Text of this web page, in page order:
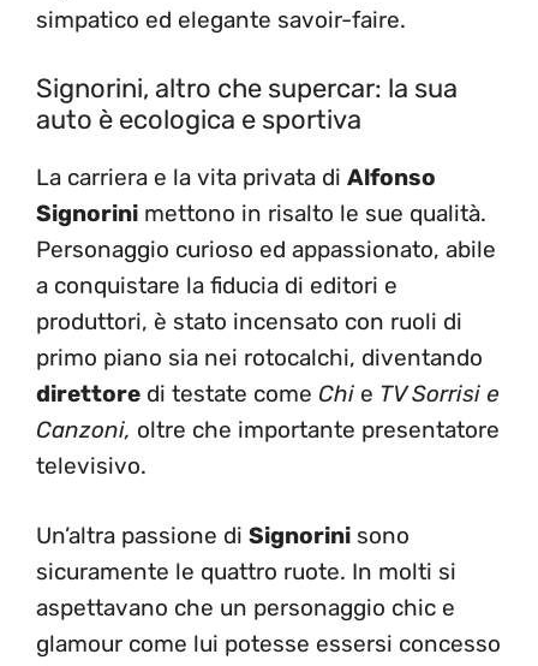
simpatico ed elegante savoir-faire.
Signorini, altro che supercar: la sua
auto è ecologica e sportiva
La carriera e la vita privata di Alfonso
Signorini mettono in risalto le sue qualità.
Personaggio curioso ed appassionato, abile
a conquistare la fiducia di editori e
produttori, è stato incensato con ruoli di
primo piano sia nei rotocalchi, diventando
direttore di testate come Chi e TV Sorrisi e
Canzoni, oltre che importante presentatore
televisivo.
Un’altra passione di Signorini sono
sicuramente le quattro ruote. In molti si
aspettavano che un personaggio chic e
glamour come lui potesse essersi concesso